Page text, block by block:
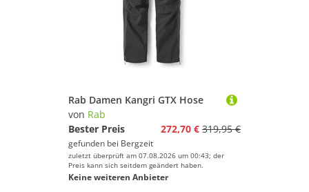
Rab Damen Kangri GTX Hose
von Rab
Bester Preis
272,70 € 319,95 €
gefunden bei Bergzeit
zuletzt überprüft am 07.08.2026 um 00:43; der
Preis kann sich seitdem geändert haben.
Keine weiteren Anbieter